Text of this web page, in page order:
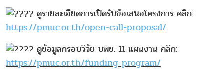
ดูรายละเอียดการเปิดรับข้อเสนอโครงการ คลิก:
https://pmuc.or.th/open-call-proposal/
ดูข้อมูลกรอบวิจัย บพข. 11 แผนงาน คลิก:
https://pmuc.or.th/funding-program/